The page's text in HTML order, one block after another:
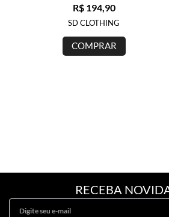
R$ 194,90
SD CLOTHING
COMPRAR
RECEBA